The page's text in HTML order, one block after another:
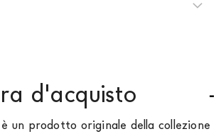
d'acquisto
un prodotto originale della collezione